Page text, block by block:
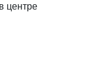
центре